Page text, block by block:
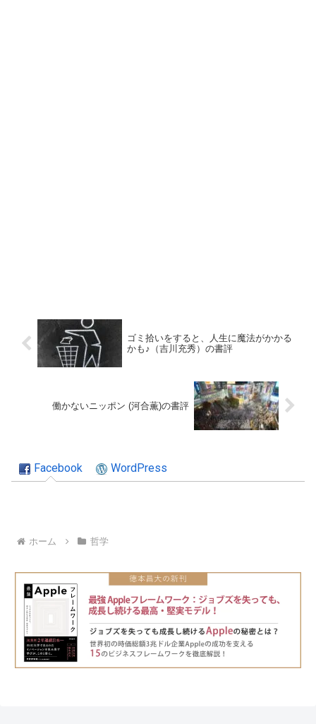
ゴミ拾いをすると、人生に魔法がかかる
かも♪（吉川充秀）の書評
働かないニッポン (河合薫)の書評
Facebook WordPress
ホーム 哲学